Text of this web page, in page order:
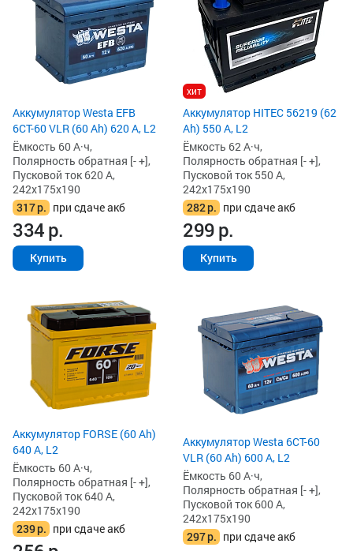
Аккумулятор Westa EFB
6СТ-60 VLR (60 Ah) 620 А, L2
Ёмкость 60 А·ч,
Полярность обратная [- +],
Пусковой ток 620 А,
242x175x190
317р. при сдаче акб
334р.
Купить
хит
Аккумулятор HITEC 56219 (62
Ah) 550 А, L2
Ёмкость 62 А·ч,
Полярность обратная [- +],
Пусковой ток 550 А,
242x175x190
282р. при сдаче акб
299р.
Купить
Аккумулятор FORSE (60 Ah)
640 А, L2
Ёмкость 60 А·ч,
Полярность обратная [- +],
Пусковой ток 640 А,
242x175x190
239р. при сдаче акб
Аккумулятор Westa 6СТ-60
VLR (60 Ah) 600 А, L2
Ёмкость 60 А·ч,
Полярность обратная [- +],
Пусковой ток 600 А,
242x175x190
297р. при сдаче акб